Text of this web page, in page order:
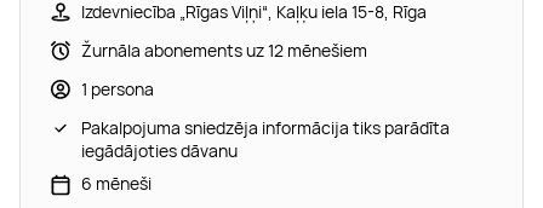
Izdevniecība „Rīgas Viļņi“, Kaļķu iela 15-8, Rīga
Žurnāla abonements uz 12 mēnešiem
1 persona
Pakalpojuma sniedzēja informācija tiks parādīta
iegādājoties dāvanu
6 mēneši